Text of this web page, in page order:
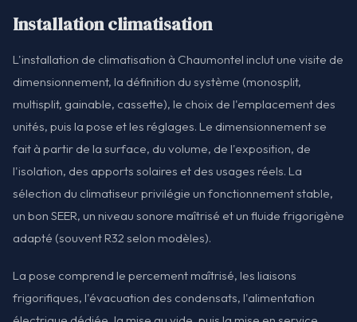
Installation climatisation
L'installation de climatisation à Chaumontel inclut une visite de
dimensionnement, la définition du système (monosplit,
multisplit, gainable, cassette), le choix de l'emplacement des
unités, puis la pose et les réglages. Le dimensionnement se
fait à partir de la surface, du volume, de l'exposition, de
l'isolation, des apports solaires et des usages réels. La
sélection du climatiseur privilégie un fonctionnement stable,
un bon SEER, un niveau sonore maîtrisé et un fluide frigorigène
adapté (souvent R32 selon modèles).
La pose comprend le percement maîtrisé, les liaisons
frigorifiques, l'évacuation des condensats, l'alimentation